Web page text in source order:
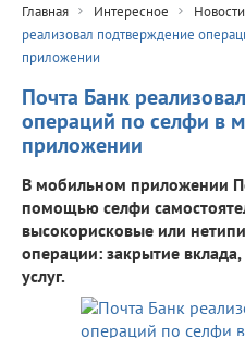
Главная Интересное
реализовал подтверждение
приложении
Почта Банк
операций по селфи в
приложении
В мобильном приложении
помощью селфи
высокорисковые или
операции: закрытие
услуг.